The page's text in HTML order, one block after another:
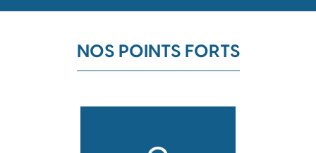
NOS POINTS FORTS